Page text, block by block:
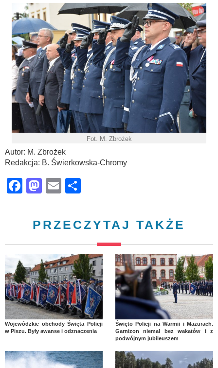
Fot. M. Zbrożek
Autor: M. Zbrożek
Redakcja: B. Świerkowska-Chromy
Facebook
Mastodon
Email
PRZECZYTAJ TAKŻE
Wojewódzkie obchody Święta Policji
w Piszu. Były awanse i odznaczenia
Święto Policji na Warmii i Mazurach.
Garnizon niemal bez wakatów i z
podwójnym jubileuszem